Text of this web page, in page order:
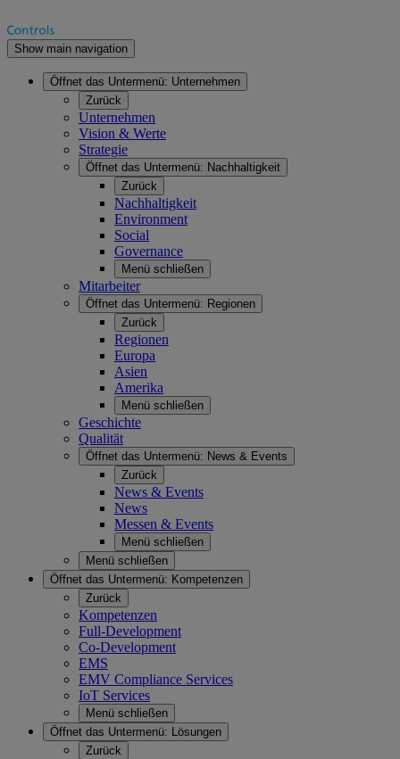
Show main navigation
Öffnet das Untermenü: Unternehmen
Zurück
Unternehmen
Vision & Werte
Strategie
Öffnet das Untermenü: Nachhaltigkeit
Zurück
Nachhaltigkeit
Environment
Social
Governance
Menü schließen
Mitarbeiter
Öffnet das Untermenü: Regionen
Zurück
Regionen
Europa
Asien
Amerika
Menü schließen
Geschichte
Qualität
Öffnet das Untermenü: News & Events
Zurück
News & Events
News
Messen & Events
Menü schließen
Menü schließen
Öffnet das Untermenü: Kompetenzen
Zurück
Kompetenzen
Full-Development
Co-Development
EMS
EMV Compliance Services
IoT Services
Menü schließen
Öffnet das Untermenü: Lösungen
Zurück